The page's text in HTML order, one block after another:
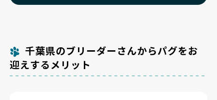
千葉県のブリーダーさんからパグをお
迎えするメリット